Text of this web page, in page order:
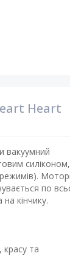
Heart
вакуумний
силіконом,
по
кінчику.
красу та